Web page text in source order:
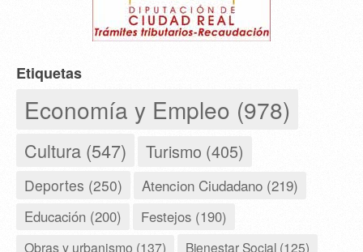
Etiquetas
Economía y Empleo (978)
Cultura (547) Turismo (405)
Deportes (250) Atencion Ciudadano (219)
Educación (200) Festejos (190)
Obras y urbanismo (137)
Bienestar Social (125)